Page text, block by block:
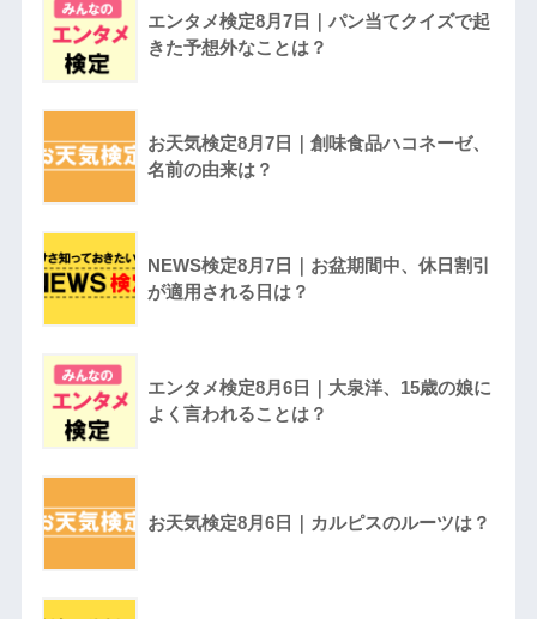
エンタメ検定8月7日｜パン当てクイズで起
きた予想外なことは？
お天気検定8月7日｜創味食品ハコネーゼ、
名前の由来は？
NEWS検定8月7日｜お盆期間中、休日割引
が適用される日は？
エンタメ検定8月6日｜大泉洋、15歳の娘に
よく言われることは？
お天気検定8月6日｜カルピスのルーツは？